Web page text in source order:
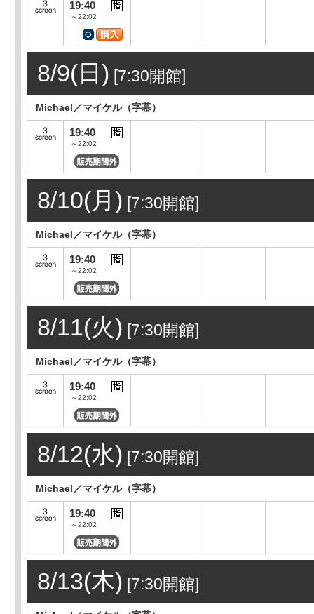
19:40
～22:02
8/9(日) [7:30開館]
Michael／マイケル（字幕）
19:40
～22:02
8/10(月) [7:30開館]
Michael／マイケル（字幕）
19:40
～22:02
8/11(火) [7:30開館]
Michael／マイケル（字幕）
19:40
～22:02
8/12(水) [7:30開館]
Michael／マイケル（字幕）
19:40
～22:02
8/13(木) [7:30開館]